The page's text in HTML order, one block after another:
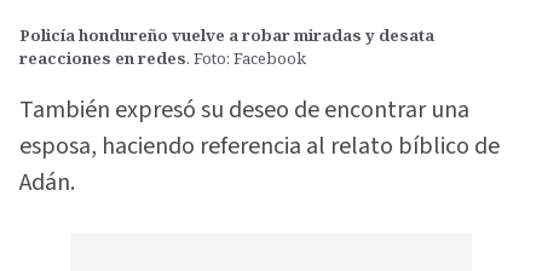
Policía hondureño vuelve a robar miradas y desata
reacciones en redes. Foto: Facebook
También expresó su deseo de encontrar una
esposa, haciendo referencia al relato bíblico de
Adán.